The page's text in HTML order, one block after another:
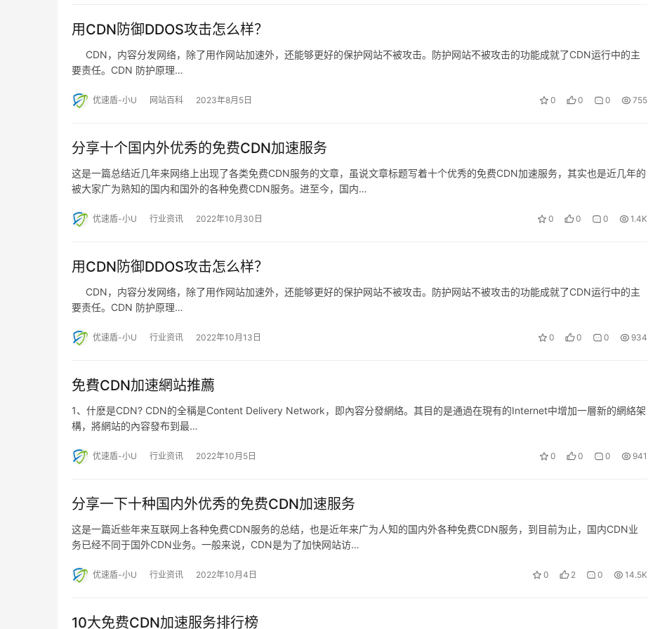
用CDN防御DDOS攻击怎么样？
CDN，内容分发网络，除了用作网站加速外，还能够更好的保护网站不被攻击。防护网站不被攻击的功能成就了CDN运行中的主
要责任。CDN 防护原理…
优速盾-小U 网站百科 2023年8月5日 0 0 0 755
分享十个国内外优秀的免费CDN加速服务
这是一篇总结近几年来网络上出现了各类免费CDN服务的文章，虽说文章标题写着十个优秀的免费CDN加速服务，其实也是近几年的
被大家广为熟知的国内和国外的各种免费CDN服务。进至今，国内…
优速盾-小U 行业资讯 2022年10月30日 0 0 0 1.4K
用CDN防御DDOS攻击怎么样？
CDN，内容分发网络，除了用作网站加速外，还能够更好的保护网站不被攻击。防护网站不被攻击的功能成就了CDN运行中的主
要责任。CDN 防护原理…
优速盾-小U 行业资讯 2022年10月13日 0 0 0 934
免費CDN加速網站推薦
1、什麽是CDN? CDN的全稱是Content Delivery Network，即內容分發網絡。其目的是通過在現有的Internet中增加一層新的網絡架
構，將網站的內容發布到最…
优速盾-小U 行业资讯 2022年10月5日 0 0 0 941
分享一下十种国内外优秀的免费CDN加速服务
这是一篇近些年来互联网上各种免费CDN服务的总结，也是近年来广为人知的国内外各种免费CDN服务，到目前为止，国内CDN业
务已经不同于国外CDN业务。一般来说，CDN是为了加快网站访…
优速盾-小U 行业资讯 2022年10月4日 0 2 0 14.5K
10大免费CDN加速服务排行榜